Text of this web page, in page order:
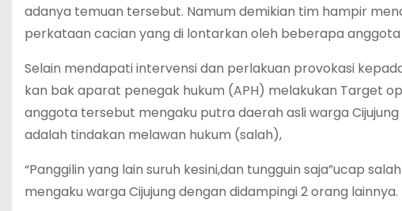
adanya temuan tersebut. Namum demikian tim hampir
perkataan cacian yang di lontarkan oleh beberapa anggota
Selain mendapati intervensi dan perlakuan provokasi
kan bak aparat penegak hukum (APH) melakukan Target
anggota tersebut mengaku putra daerah asli warga
adalah tindakan melawan hukum (salah),
“Panggilin yang lain suruh kesini,dan tungguin saja”ucap
mengaku warga Cijujung dengan didampingi 2 orang lainnya.